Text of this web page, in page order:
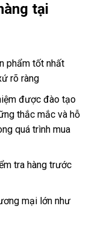
tại
phẩm tốt nhất
rõ ràng
được đào tạo
thắc mắc và hỗ
quá trình mua
tra hàng trước
mại lớn như